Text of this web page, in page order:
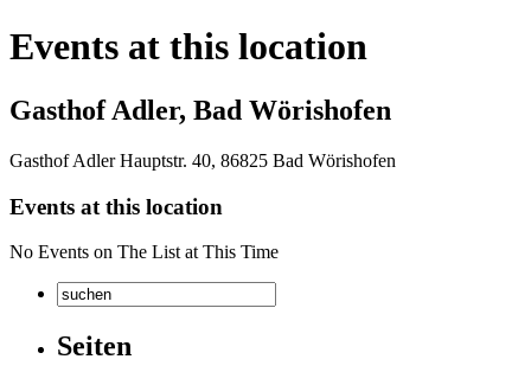
Events at this location
Gasthof Adler, Bad Wörishofen
Gasthof Adler Hauptstr. 40, 86825 Bad Wörishofen
Events at this location
No Events on The List at This Time
Seiten